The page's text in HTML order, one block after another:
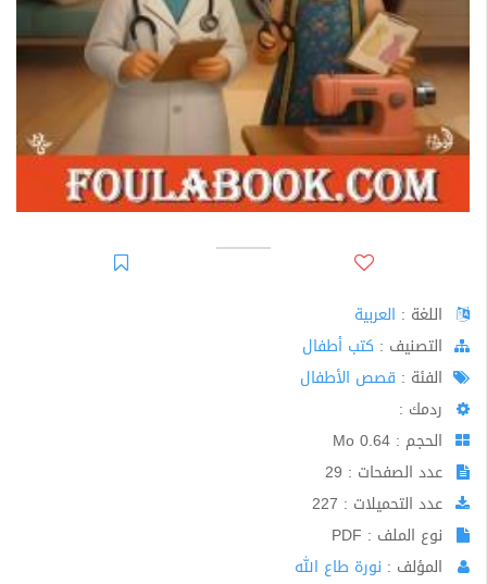
اللغة : العربية
اﻟﺘﺼﻨﻴﻒ : كتب أطفال
الفئة : قصص الأطفال
ردمك :
الحجم : 0.64 Mo
عدد الصفحات : 29
عدد التحميلات : 227
نوع الملف : PDF
المؤلف : نورة طاع الله